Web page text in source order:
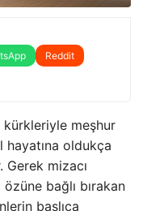
Reddit
kürkleriyle meşhur
oldukça
Gerek mizacı
bağlı bırakan
başlıca